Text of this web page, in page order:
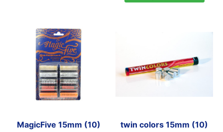
MagicFive 15mm (10) twin colors 15mm (10)